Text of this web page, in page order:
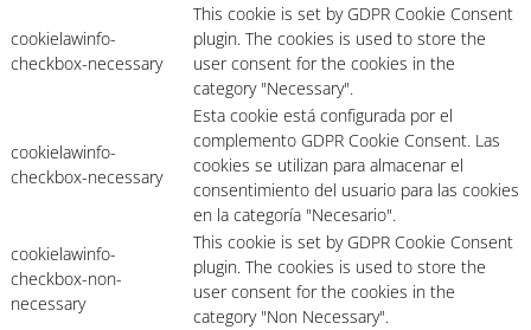
cookielawinfo-
checkbox-necessary
This cookie is set by GDPR Cookie Consent
plugin. The cookies is used to store the
user consent for the cookies in the
category "Necessary".
cookielawinfo-
checkbox-necessary
Esta cookie está configurada por el
complemento GDPR Cookie Consent. Las
cookies se utilizan para almacenar el
consentimiento del usuario para las cookies
en la categoría "Necesario".
cookielawinfo-
checkbox-non-
necessary
This cookie is set by GDPR Cookie Consent
plugin. The cookies is used to store the
user consent for the cookies in the
category "Non Necessary".